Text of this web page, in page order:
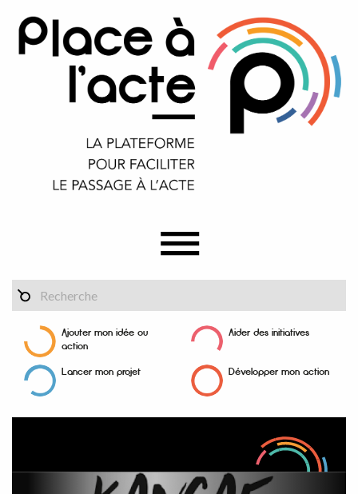
Ajouter mon idée ou
action
Aider des initiatives
Lancer mon projet Développer mon action